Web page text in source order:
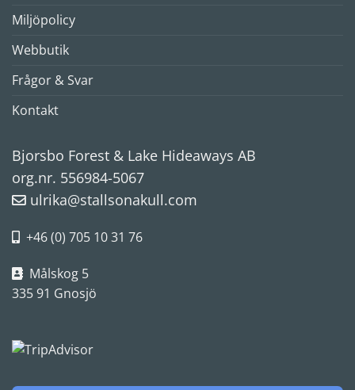
Miljöpolicy
Webbutik
Frågor & Svar
Kontakt
Bjorsbo Forest & Lake Hideaways AB
org.nr. 556984-5067
ulrika@stallsonakull.com
+46 (0) 705 10 31 76
Målskog 5
335 91 Gnosjö